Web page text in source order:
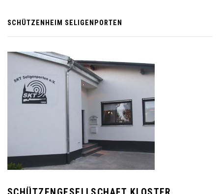
SCHÜTZENHEIM SELIGENPORTEN